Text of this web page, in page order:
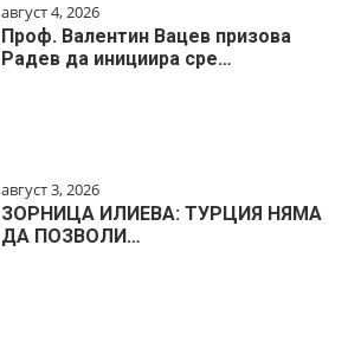
август 4, 2026
Проф. Валентин Вацев призова
Радев да инициира сре…
август 3, 2026
ЗОРНИЦА ИЛИЕВА: ТУРЦИЯ НЯМА
ДА ПОЗВОЛИ…